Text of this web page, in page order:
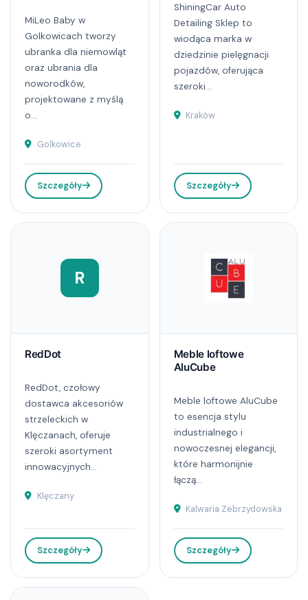
MiLeo Baby w
Golkowicach tworzy
ubranka dla niemowląt
oraz ubrania dla
noworodków,
projektowane z myślą
o...
Golkowice
Szczegóły
ShiningCar Auto
Detailing Sklep to
wiodąca marka w
dziedzinie pielęgnacji
pojazdów, oferująca
szeroki...
Kraków
Szczegóły
R
RedDot
RedDot, czołowy
dostawca akcesoriów
strzeleckich w
Klęczanach, oferuje
szeroki asortyment
innowacyjnych...
Klęczany
Szczegóły
Meble loftowe
AluCube
Meble loftowe AluCube
to esencja stylu
industrialnego i
nowoczesnej elegancji,
które harmonijnie
łączą...
Kalwaria Zebrzydowska
Szczegóły